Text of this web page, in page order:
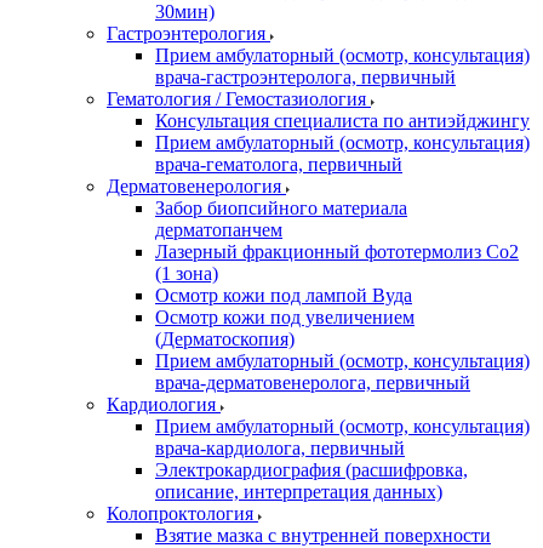
30мин)
Гастроэнтерология
Прием амбулаторный (осмотр, консультация)
врача-гастроэнтеролога, первичный
Гематология / Гемостазиология
Консультация специалиста по антиэйджингу
Прием амбулаторный (осмотр, консультация)
врача-гематолога, первичный
Дерматовенерология
Забор биопсийного материала
дерматопанчем
Лазерный фракционный фототермолиз Со2
(1 зона)
Осмотр кожи под лампой Вуда
Осмотр кожи под увеличением
(Дерматоскопия)
Прием амбулаторный (осмотр, консультация)
врача-дерматовенеролога, первичный
Кардиология
Прием амбулаторный (осмотр, консультация)
врача-кардиолога, первичный
Электрокардиография (расшифровка,
описание, интерпретация данных)
Колопроктология
Взятие мазка с внутренней поверхности